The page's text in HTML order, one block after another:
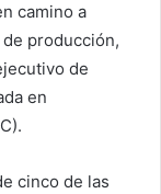
camino a
producción,
de
en
cinco de las